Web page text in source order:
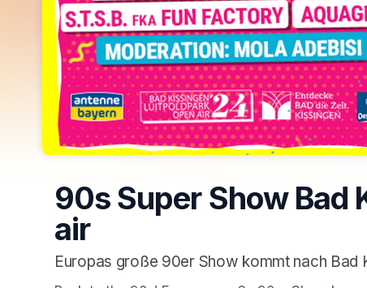
90s Super Show Bad
air
Europas große 90er Show kommt nach Bad